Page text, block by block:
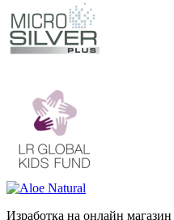
Изработка на онлайн магазин